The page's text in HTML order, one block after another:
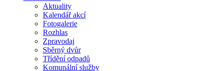
Aktuality
Kalendář akcí
Fotogalerie
Rozhlas
Zpravodaj
Sběrný dvůr
Třídění odpadů
Komunální služby